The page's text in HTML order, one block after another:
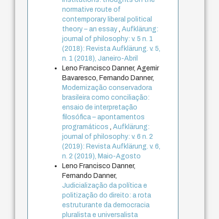
normative route of
contemporary liberal political
theory – an essay ,Aufklärung:
journal of philosophy: v. 5 n. 1
(2018): Revista Aufklärung. v. 5,
n. 1 (2018), Janeiro-Abril
Leno Francisco Danner, Agemir
Bavaresco, Fernando Danner,
Modernização conservadora
brasileira como conciliação:
ensaio de interpretação
filosófica – apontamentos
programáticos
,Aufklärung:
journal of philosophy: v. 6 n. 2
(2019): Revista Aufklärung. v. 6,
n. 2 (2019), Maio-Agosto
Leno Francisco Danner,
Fernando Danner,
Judicialização da política e
politização do direito: a rota
estruturante da democracia
pluralista e universalista